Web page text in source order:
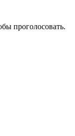
проголосовать.